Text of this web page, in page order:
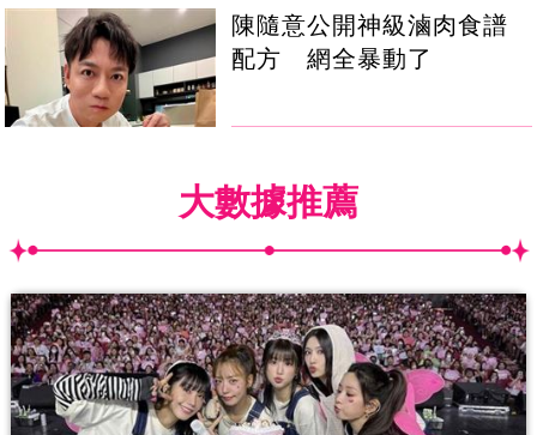
陳隨意公開神級滷肉食譜
配方 網全暴動了
大數據推薦